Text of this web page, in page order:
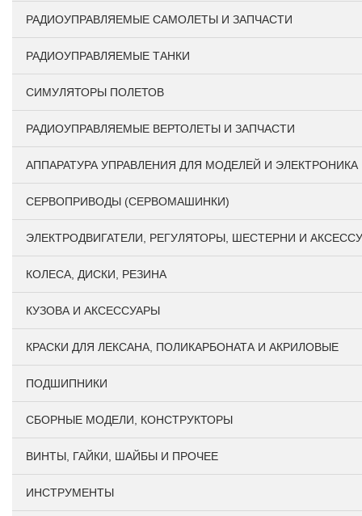
РАДИОУПРАВЛЯЕМЫЕ САМОЛЕТЫ И ЗАПЧАСТИ
РАДИОУПРАВЛЯЕМЫЕ ТАНКИ
СИМУЛЯТОРЫ ПОЛЕТОВ
РАДИОУПРАВЛЯЕМЫЕ ВЕРТОЛЕТЫ И ЗАПЧАСТИ
АППАРАТУРА УПРАВЛЕНИЯ ДЛЯ МОДЕЛЕЙ И ЭЛЕКТРОНИКА
СЕРВОПРИВОДЫ (СЕРВОМАШИНКИ)
ЭЛЕКТРОДВИГАТЕЛИ, РЕГУЛЯТОРЫ, ШЕСТЕРНИ И
КОЛЕСА, ДИСКИ, РЕЗИНА
КУЗОВА И АКСЕССУАРЫ
КРАСКИ ДЛЯ ЛЕКСАНА, ПОЛИКАРБОНАТА И АКРИЛОВЫЕ
ПОДШИПНИКИ
CБОРНЫЕ МОДЕЛИ, КОНСТРУКТОРЫ
ВИНТЫ, ГАЙКИ, ШАЙБЫ И ПРОЧЕЕ
ИНСТРУМЕНТЫ